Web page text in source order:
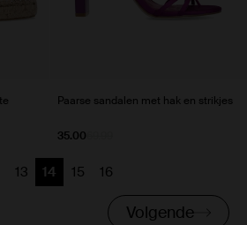
Paarse sandalen met hak en strikjes
35.00
Vorige
13
Huidige pagina
14
Vorige
15
Vorige
16
Volgende